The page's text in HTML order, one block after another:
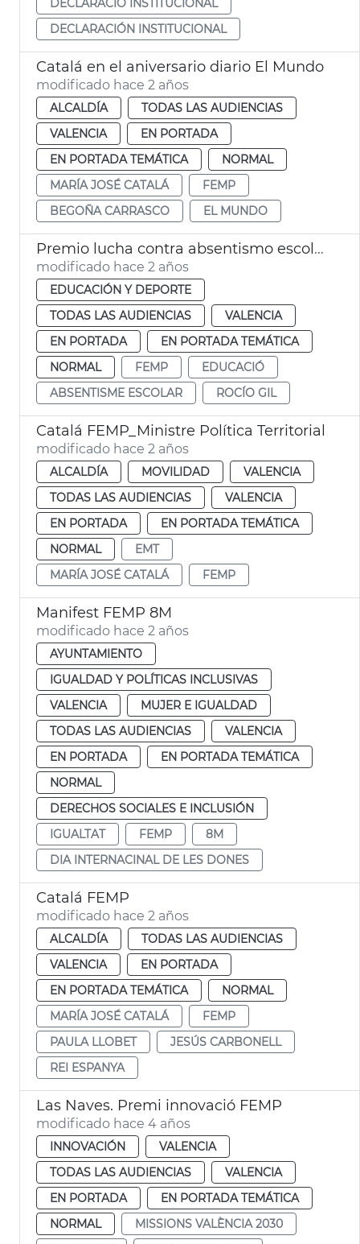
DECLARACIÓN INSTITUCIONAL
Catalá en el aniversario diario El Mundo
modificado hace 2 años
ALCALDÍA
TODAS LAS AUDIENCIAS
VALENCIA
EN PORTADA
EN PORTADA TEMÁTICA
NORMAL
MARÍA JOSÉ CATALÁ
FEMP
BEGOÑA CARRASCO
EL MUNDO
Premio lucha contra absentismo escolar
modificado hace 2 años
EDUCACIÓN Y DEPORTE
TODAS LAS AUDIENCIAS
VALENCIA
EN PORTADA
EN PORTADA TEMÁTICA
NORMAL
FEMP
EDUCACIÓ
ABSENTISME ESCOLAR
ROCÍO GIL
Catalá FEMP_Ministre Política Territorial
modificado hace 2 años
ALCALDÍA MOVILIDAD
VALENCIA
TODAS LAS AUDIENCIAS
VALENCIA
EN PORTADA
EN PORTADA TEMÁTICA
NORMAL
EMT
MARÍA JOSÉ CATALÁ
FEMP
Manifest FEMP 8M
modificado hace 2 años
AYUNTAMIENTO
IGUALDAD Y POLÍTICAS INCLUSIVAS
VALENCIA
MUJER E IGUALDAD
TODAS LAS AUDIENCIAS
VALENCIA
EN PORTADA
EN PORTADA TEMÁTICA
NORMAL
DERECHOS SOCIALES E INCLUSIÓN
IGUALTAT
FEMP
8M
DIA INTERNACINAL DE LES DONES
Catalá FEMP
modificado hace 2 años
ALCALDÍA
TODAS LAS AUDIENCIAS
VALENCIA
EN PORTADA
EN PORTADA TEMÁTICA
NORMAL
MARÍA JOSÉ CATALÁ
FEMP
PAULA LLOBET
JESÚS CARBONELL
REI ESPANYA
Las Naves. Premi innovació FEMP
modificado hace 4 años
INNOVACIÓN
VALENCIA
TODAS LAS AUDIENCIAS
VALENCIA
EN PORTADA
EN PORTADA TEMÁTICA
NORMAL
MISSIONS VALÈNCIA 2030